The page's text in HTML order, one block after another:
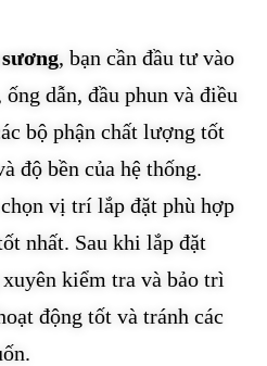
, bạn cần đầu tư vào
dẫn, đầu phun và điều
bộ phận chất lượng tốt
độ bền của hệ thống.
vị trí lắp đặt phù hợp
nhất. Sau khi lắp đặt
kiểm tra và bảo trì
động tốt và tránh các